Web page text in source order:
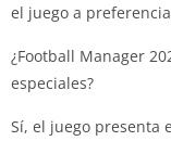
el juego a
¿Football Manager
especiales?
Sí, el juego presenta